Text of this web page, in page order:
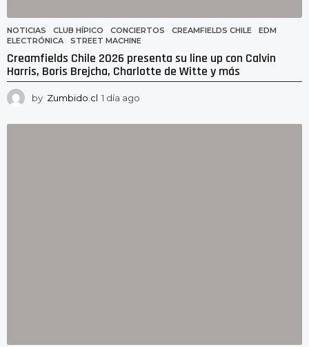
NOTICIAS CLUB HÍPICO ,CONCIERTOS ,CREAMFIELDS CHILE ,EDM
ELECTRÓNICA
,STREET MACHINE
Creamfields Chile 2026 presenta su line up con Calvin
Harris, Boris Brejcha, Charlotte de Witte y más
by Zumbido.cl 1 día ago
í